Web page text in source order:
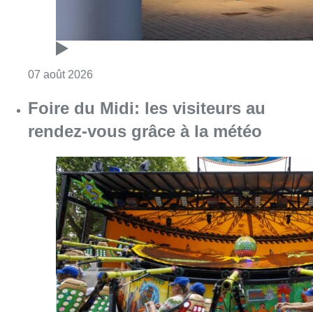
07 août 2026
Foire du Midi: les visiteurs au
rendez-vous grâce à la météo